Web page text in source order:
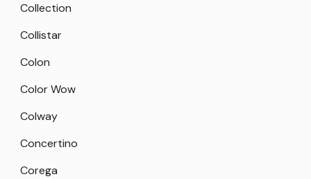
Collection
Collistar
Colon
Color Wow
Colway
Concertino
Corega